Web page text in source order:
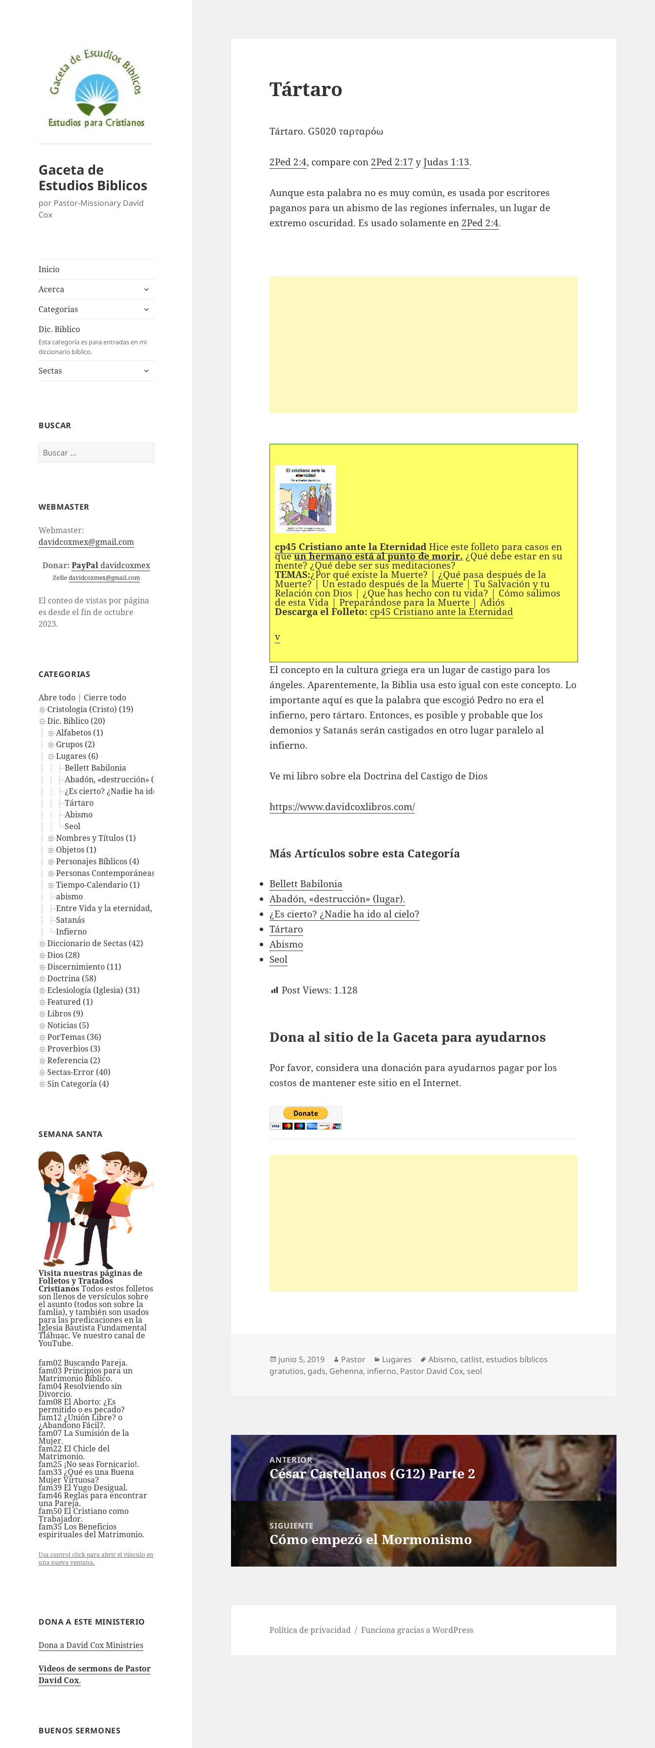
Gaceta de
Estudios Biblicos
por Pastor-Missionary David
Cox
Inicio
Acerca
expande
menú
Categorias
expande
inferior
Dic. Biblico
Esta categoría es para entradas en mi
diccionario bíblico.
Sectas
expande
BUSCAR
Buscar:
WEBMASTER
Webmaster:
davidcoxmex@gmail.com
Donar: PayPal davidcoxmex
Zelledavidcoxmex@gmail.com
El conteo de vistas por página
es desde el fin de octubre
2023.
CATEGORIAS
Abre todo | Cierre todo
Cristologia (Cristo) (19)
Dic. Biblico (20)
Alfabetos (1)
Grupos (2)
Lugares (6)
Bellett Babilonia
Abadón, «destrucción» (lugar).
¿Es cierto? ¿Nadie ha ido al cielo?
Tártaro
Abismo
Seol
Nombres y Títulos (1)
Objetos (1)
Personajes Bíblicos (4)
Personas Contemporáneas (1)
Tiempo-Calendario (1)
abismo
Entre Vida y la eternidad, ¿Purgatorio? ¿Reencarnación?
Satanás
Infierno
Diccionario de Sectas (42)
Dios (28)
Discernimiento (11)
Doctrina (58)
Eclesiología (Iglesia) (31)
Featured (1)
Libros (9)
Noticias (5)
PorTemas (36)
Proverbios (3)
Referencia (2)
Sectas-Error (40)
Sin Categoría (4)
SEMANA SANTA
Visita nuestras páginas de
Folletos y Tratados
Cristianos Todos estos folletos
son llenos de versículos sobre
el asunto (todos son sobre la
famlia), y también son usados
para las predicaciones en la
Iglesia Bautista Fundamental
Tláhuac. Ve nuestro canal de
YouTube.
fam02 Buscando Pareja.
fam03 Principios para un
Matrimonio Bíblico.
fam04 Resolviendo sin
Divorcio.
fam08 El Aborto: ¿Es
permitido o es pecado?
fam12 ¿Unión Libre? o
¿Abandono Fácil?.
fam07 La Sumisión de la
Mujer.
fam22 El Chicle del
Matrimonio.
fam25 ¡No seas Fornicario!.
fam33 ¿Qué es una Buena
Mujer Virtuosa?
fam39 El Yugo Desigual.
fam46 Reglas para encontrar
una Pareja.
fam50 El Cristiano como
Trabajador.
fam35 Los Beneficios
espirituales del Matrimonio.
Usa control click para abrir el vínculo en
una nueva ventana.
DONA A ESTE MINISTERIO
Dona a David Cox Ministries
Videos de sermons de Pastor
David Cox.
BUENOS SERMONES
Tártaro
Tártaro. G5020 ταρταρόω
2Ped 2:4, compare con 2Ped 2:17 yJudas 1:13.
Aunque esta palabra no es muy común, es usada por escritores
paganos para un abismo de las regiones infernales, un lugar de
extremo oscuridad. Es usado solamente en 2Ped 2:4.
cp45 Cristiano ante la EternidadHice este folleto para casos en
queun hermano está al punto de morir. ¿Qué debe estar en su
mente? ¿Qué debe ser sus meditaciones?
TEMAS:¿Por qué existe la Muerte? | ¿Qué pasa después de la
Muerte? | Un estado después de la Muerte | Tu Salvación y tu
Relación con Dios | ¿Que has hecho con tu vida? | Cómo salimos
de esta Vida | Preparándose para la Muerte | Adiós
Descarga el Folleto: cp45 Cristiano ante la Eternidad
v
El concepto en la cultura griega era un lugar de castigo para los
ángeles. Aparentemente, la Biblia usa esto igual con este concepto. Lo
importante aquí es que la palabra que escogió Pedro no era el
infierno, pero tártaro. Entonces, es posible y probable que los
demonios y Satanás serán castigados en otro lugar paralelo al
infierno.
Ve mi libro sobre ela Doctrina del Castigo de Dios
https://www.davidcoxlibros.com/
Más Artículos sobre esta Categoría
Bellett Babilonia
Abadón, «destrucción» (lugar).
¿Es cierto? ¿Nadie ha ido al cielo?
Tártaro
Abismo
Seol
Post Views: 1.128
Dona al sitio de la Gaceta para ayudarnos
Por favor, considera una donación para ayudarnos pagar por los
costos de mantener este sitio en el Internet.
Publicado
el
junio 5, 2019 Autor
Pastor Categorías
Lugares Etiquetas
Abismo, catlist, estudios bíblicos
gratutios, gads, Gehenna, infierno, Pastor David Cox, seol
Navegación
de
entradas
ANTERIOR
Entrada
anterior:
César Castellanos (G12) Parte 2
SIGUIENTE
Entrada
siguiente:
Cómo empezó el Mormonismo
Política de privacidad Funciona gracias a WordPress